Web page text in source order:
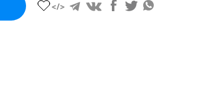
18:23 MSK